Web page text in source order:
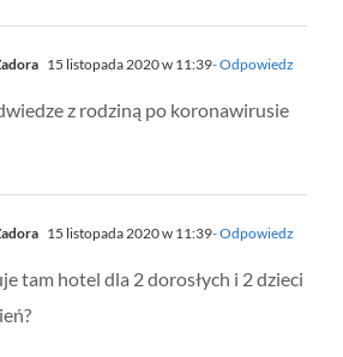
15 listopada 2020 w 11:39- Odpowiedz
z rodziną po koronawirusie
15 listopada 2020 w 11:39- Odpowiedz
tam hotel dla 2 dorosłych i 2 dzieci